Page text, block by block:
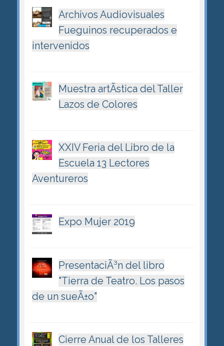
Archivos Audiovisuales
Fueguinos recuperados e
intervenidos
Muestra artÃ­stica del Taller
Lazos de Colores
XXIV Feria del Libro de la
Escuela 13 Lectores
Aventureros
Expo Mujer 2019
PresentaciÃ³n del libro
"Tierra de Teatro. Los pasos
de un sueÃ±o"
Cierre Anual de los Talleres